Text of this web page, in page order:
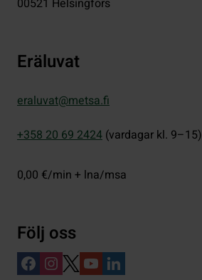
00521 Helsingfors
Eräluvat
eraluvat@metsa.fi
+358 20 69 2424 (vardagar kl. 9–15)
0,00 €/min + lna/msa
Följ oss